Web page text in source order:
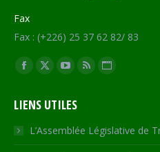
Fax
Fax : (+226) 25 37 62 82/ 83
Trouvez nous sur :
Facebook
opens
in
new
X
opens
in
new
YouTube
opens
in
new
RSS
in
new
Site
opens
in
LIENS UTILES
L’Assemblée Législative de